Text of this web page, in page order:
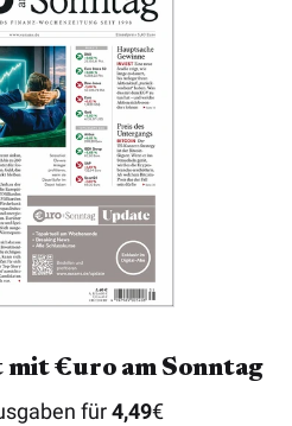
€uro am Sonntag
für4,49€